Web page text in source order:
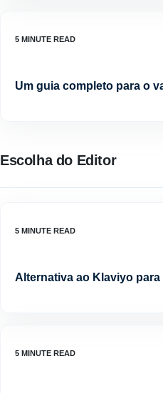
Um guia completo para o
Escolha do Editor
Alternativa ao Klaviyo para